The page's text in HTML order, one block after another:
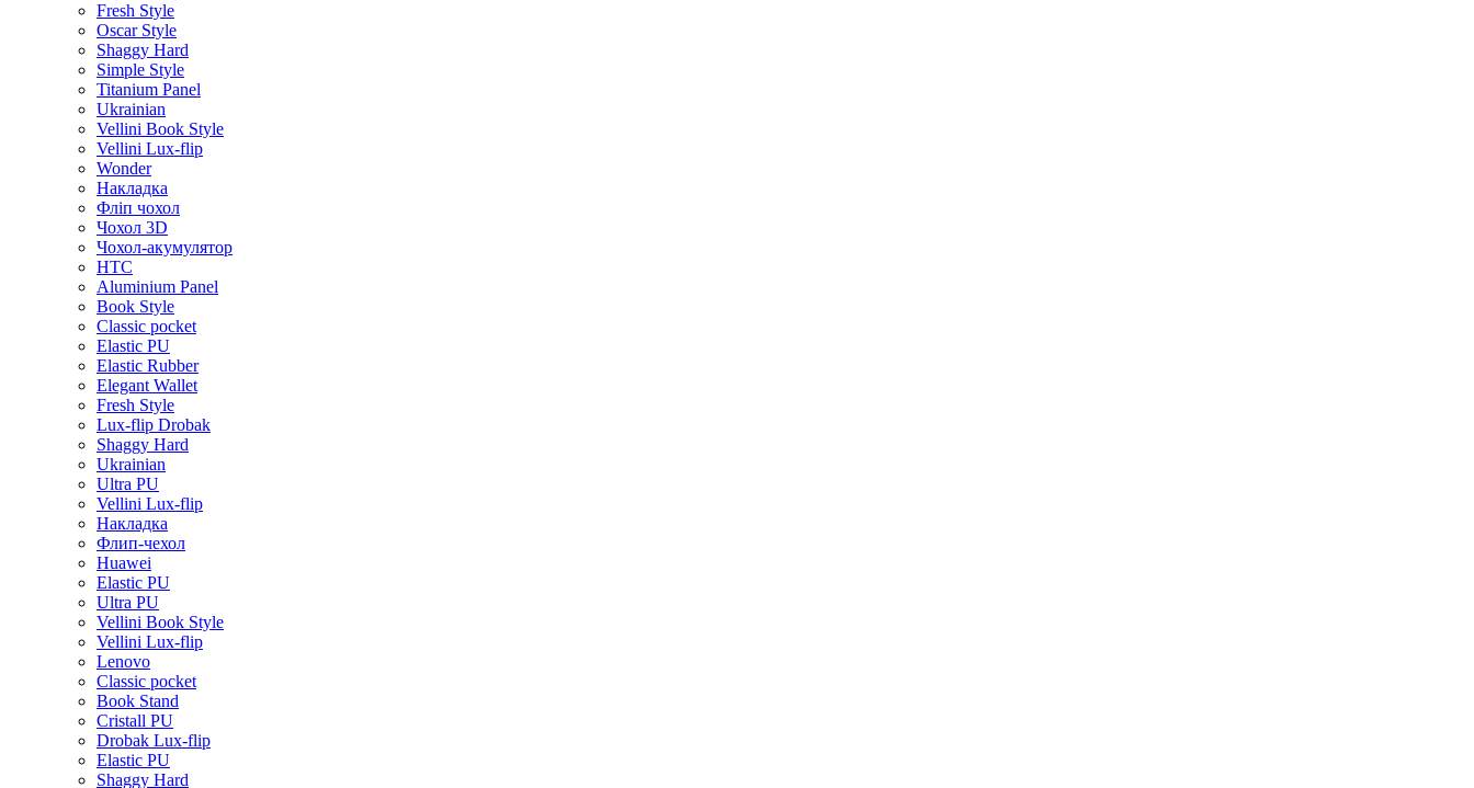
Fresh Style
Oscar Style
Shaggy Hard
Simple Style
Titanium Panel
Ukrainian
Vellini Book Style
Vellini Lux-flip
Wonder
Накладка
Фліп чохол
Чохол 3D
Чохол-акумулятор
HTC
Aluminium Panel
Book Style
Classic pocket
Elastic PU
Elastic Rubber
Elegant Wallet
Fresh Style
Lux-flip Drobak
Shaggy Hard
Ukrainian
Ultra PU
Vellini Lux-flip
Накладка
Флип-чехол
Huawei
Elastic PU
Ultra PU
Vellini Book Style
Vellini Lux-flip
Lenovo
Classic pocket
Book Stand
Cristall PU
Drobak Lux-flip
Elastic PU
Shaggy Hard